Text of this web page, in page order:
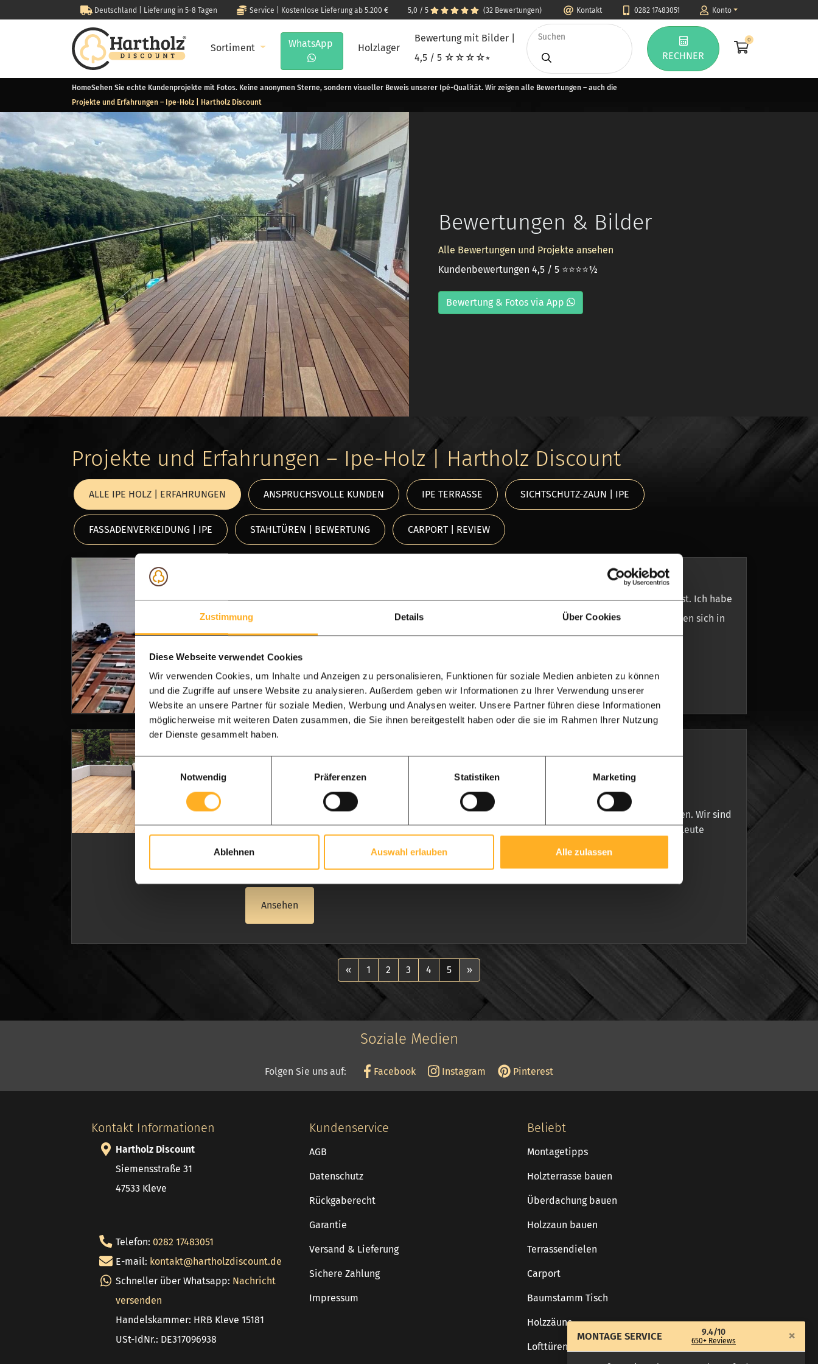
Zustimmung Details Über Cookies
Diese Webseite verwendet Cookies
Wir verwenden Cookies, um Inhalte und Anzeigen zu personalisieren, Funktionen für soziale Medien anbieten zu können
und die Zugriffe auf unsere Website zu analysieren. Außerdem geben wir Informationen zu Ihrer Verwendung unserer
Website an unsere Partner für soziale Medien, Werbung und Analysen weiter. Unsere Partner führen diese Informationen
möglicherweise mit weiteren Daten zusammen, die Sie ihnen bereitgestellt haben oder die sie im Rahmen Ihrer Nutzung
der Dienste gesammelt haben.
Einwilligungsauswahl
Notwendig
Präferenzen Statistiken Marketing
Ablehnen Auswahl erlauben Alle zulassen
Deutschland | Lieferung in 5-8 Tagen Service | Kostenlose Lieferung ab 5.200 € 5,0 / 5 (32 Bewertungen) Kontakt 0282 17483051 Konto
Sortiment WhatsApp Holzlager
Bewertung mit Bilder |
4,5 / 5 ☆☆☆☆⭒
RECHNER
0
HomeSehen Sie echte Kundenprojekte mit Fotos. Keine anonymen Sterne, sondern visueller Beweis unserer Ipé-Qualität. Wir zeigen alle Bewertungen – auch die
Projekte und Erfahrungen – Ipe-Holz | Hartholz Discount
Bewertungen & Bilder
Alle Bewertungen und Projekte ansehen
Kundenbewertungen 4,5 / 5 ⭐⭐⭐⭐½
Bewertung & Fotos via App
Projekte und Erfahrungen – Ipe-Holz | Hartholz Discount
ALLE IPE HOLZ | ERFAHRUNGEN ANSPRUCHSVOLLE KUNDEN IPE TERRASSE SICHTSCHUTZ-ZAUN | IPE
FASSADENVERKEIDUNG | IPE STAHLTÜREN | BEWERTUNG CARPORT | REVIEW
In meinem Garten befindet sich eine schöne Terrasse, die wie für Ipe Hartholz ausgewählt worden ist. Ich habe
dieses Produkt pro Quadratmeter bestellt. Dies war sehr einfach. Alles Schrauben und Clips befanden sich in
einer Box. Außerdem konnte man alles einfach zusammenbauen.
Ansehen
"Eine große Terrasse aus bestem Holz. Ipe ist die beste Holzart und das kann man am Ergebnis sehen. Wir sind
sehr zufrieden mit dem Bestellvorgang und dem gelieferten Produkt. Ich hoffe, dass dies mehrere Leute
- Julia Coch, Mannheim
Ansehen
« 1 2 3 4 5 »
MONTAGE SERVICE 9.4/10
650+ Reviews ×
Soziale Medien
Folgen Sie uns auf: Facebook Instagram Pinterest
Kontakt Informationen
Hartholz Discount
Siemensstraße 31
47533 Kleve
Telefon: 0282 17483051
E-mail: kontakt@hartholzdiscount.de
Schneller über Whatsapp: Nachricht
versenden
Handelskammer: HRB Kleve 15181
USt-IdNr.: DE317096938
Kundenservice
AGB
Datenschutz
Rückgaberecht
Garantie
Versand & Lieferung
Sichere Zahlung
Impressum
Beliebt
Montagetipps
Holzterrasse bauen
Überdachung bauen
Holzzaun bauen
Terrassendielen
Carport
Baumstamm Tisch
Holzzäune
Lofttüren